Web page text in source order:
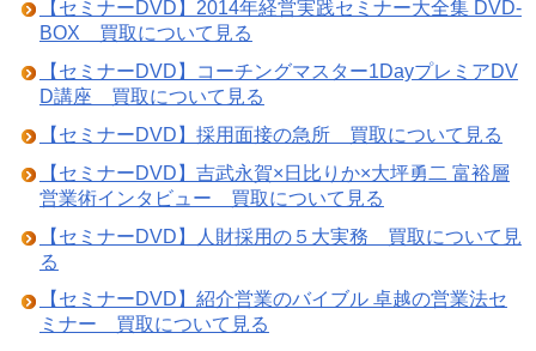
【セミナーDVD】2014年経営実践セミナー大全集 DVD-
BOX 買取について見る
【セミナーDVD】コーチングマスター1DayプレミアDV
D講座 買取について見る
【セミナーDVD】採用面接の急所 買取について見る
【セミナーDVD】吉武永賀×日比りか×大坪勇二 富裕層
営業術インタビュー 買取について見る
【セミナーDVD】人財採用の５大実務 買取について見
る
【セミナーDVD】紹介営業のバイブル 卓越の営業法セ
ミナー 買取について見る